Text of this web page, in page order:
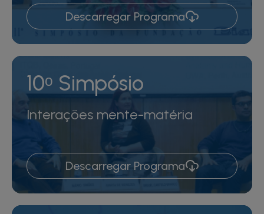
Descarregar Programa
10ᵒ Simpósio
Interações mente-matéria
Descarregar Programa